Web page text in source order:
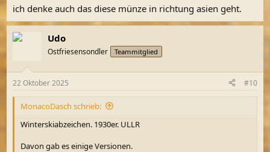
:
ich denke auch das diese münze in richtung asien geht.
Udo
Ostfriesensondler Teammitglied
22 Oktober 2025 #10
MonacoDasch schrieb:
Winterskiabzeichen. 1930er. ULLR
Davon gab es einige Versionen.